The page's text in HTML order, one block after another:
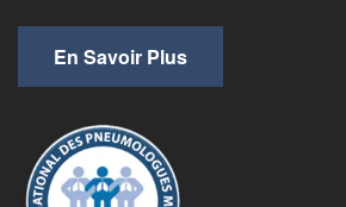
En Savoir Plus